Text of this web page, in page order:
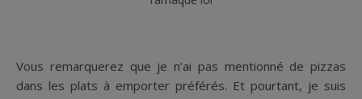
Vous remarquerez que je n’ai pas mentionné de pizzas
dans les plats à emporter préférés. Et pourtant, je suis